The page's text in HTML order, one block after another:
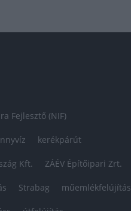
Fejlesztő (NIF)
kerékpárút
Kft. ZÁÉV Építőipari Zrt.
Strabag műemlékfelújítás